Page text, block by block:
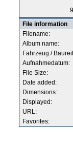
File information
Filename:
Album name:
Fahrzeug /
Aufnahmedatum:
File Size:
Date added:
Dimensions:
Displayed:
URL:
Favorites: